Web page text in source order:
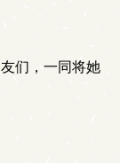
们，一同将她